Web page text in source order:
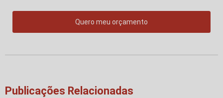
Quero meu orçamento
Publicações Relacionadas